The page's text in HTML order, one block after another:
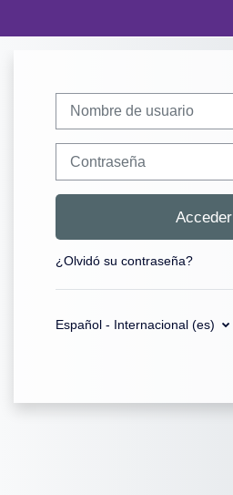
Nombre de usuario
Acceder
¿Olvidó su contraseña?
Español - Internacional ‎(es)‎